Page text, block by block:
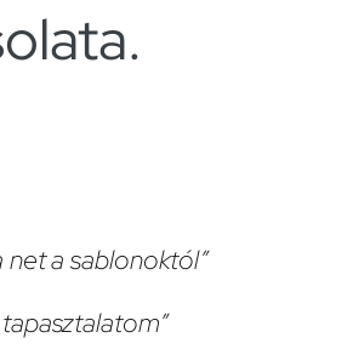
a sablonoktól”